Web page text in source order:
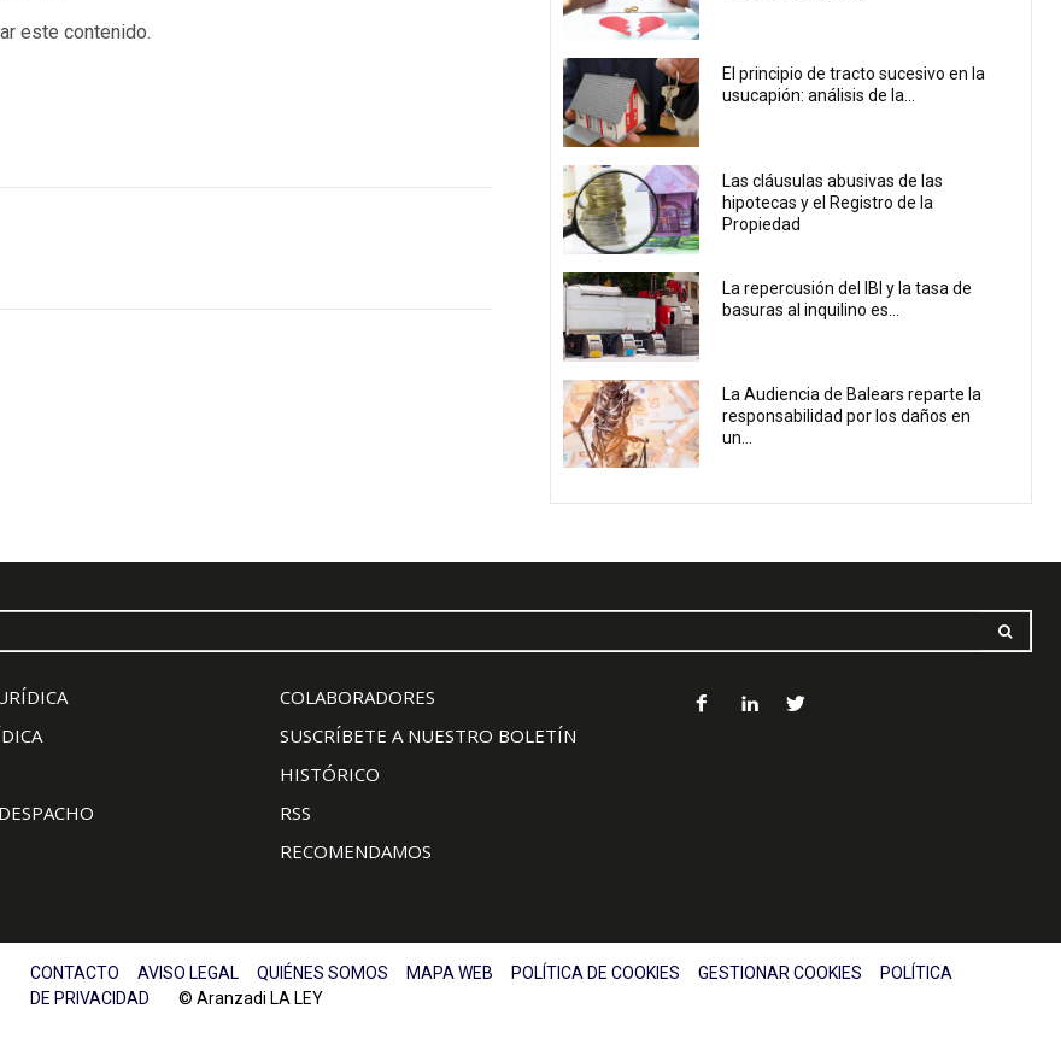
este contenido.
El principio de tracto sucesivo en la
usucapión: análisis de la...
Las cláusulas abusivas de las
hipotecas y el Registro de la
Propiedad
La repercusión del IBI y la tasa de
basuras al inquilino es...
La Audiencia de Balears reparte la
responsabilidad por los daños en
un...
COLABORADORES
SUSCRÍBETE A NUESTRO BOLETÍN
HISTÓRICO
RSS
RECOMENDAMOS
CONTACTO AVISO LEGAL QUIÉNES SOMOS MAPA WEB POLÍTICA DE COOKIES GESTIONAR COOKIES
POLÍTICA
DE PRIVACIDAD © Aranzadi LA LEY